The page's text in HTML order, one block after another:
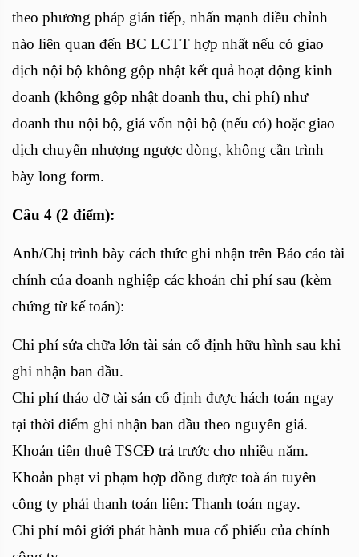
theo phương pháp gián tiếp, nhấn mạnh điều chỉnh
nào liên quan đến BC LCTT hợp nhất nếu có giao
dịch nội bộ không gộp nhật kết quả hoạt động kinh
doanh (không gộp nhật doanh thu, chi phí) như
doanh thu nội bộ, giá vốn nội bộ (nếu có) hoặc giao
dịch chuyển nhượng ngược dòng, không cần trình
bày long form.
Câu 4 (2 điểm):
Anh/Chị trình bày cách thức ghi nhận trên Báo cáo tài
chính của doanh nghiệp các khoản chi phí sau (kèm
chứng từ kế toán):
Chi phí sửa chữa lớn tài sản cố định hữu hình sau khi
ghi nhận ban đầu.
Chi phí tháo dỡ tài sản cố định được hách toán ngay
tại thời điểm ghi nhận ban đầu theo nguyên giá.
Khoản tiền thuê TSCĐ trả trước cho nhiều năm.
Khoản phạt vi phạm hợp đồng được toà án tuyên
công ty phải thanh toán liền: Thanh toán ngay.
Chi phí môi giới phát hành mua cổ phiếu của chính